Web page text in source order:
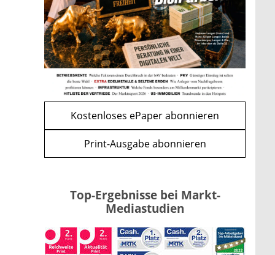
WEITERE ARTIKEL
zurückweiter
Kippe: Drei Streitpunkte
bremsen den CLARITY Act
mehr
Kostenloses ePaper abonnieren
Print-Ausgabe abonnieren
Top-Ergebnisse bei Markt-
Mediastudien